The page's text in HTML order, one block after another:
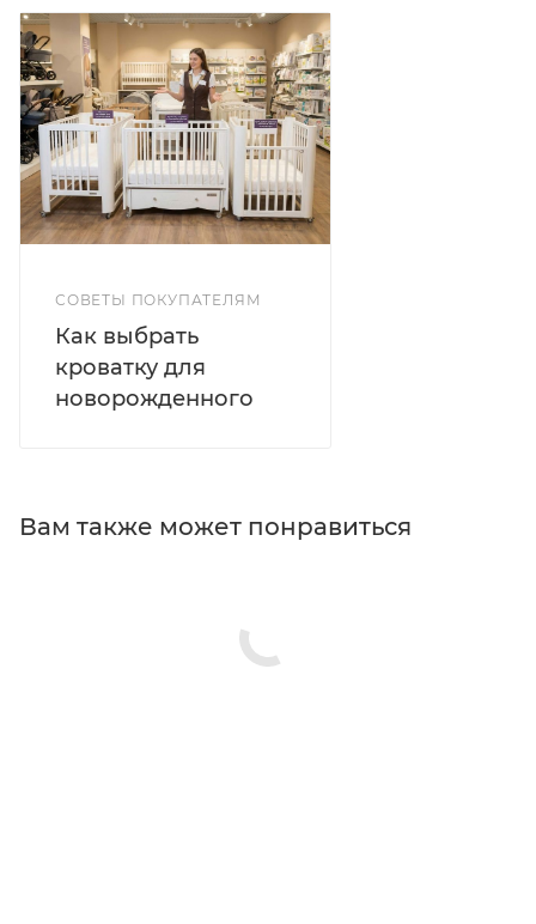
СОВЕТЫ ПОКУПАТЕЛЯМ
Как выбрать
кроватку для
новорожденного
Вам также может понравиться